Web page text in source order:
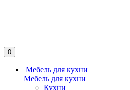
0
Мебель для кухни
Мебель для кухни
Кухни